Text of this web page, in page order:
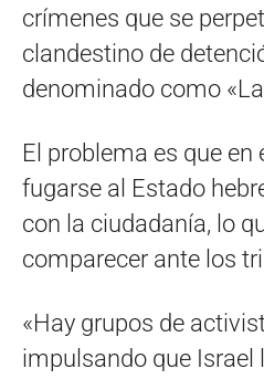
crímenes que se
clandestino de
denominado como
El problema es que en
fugarse al Estado
con la ciudadanía, lo
comparecer ante los
«Hay grupos de
impulsando que Israel